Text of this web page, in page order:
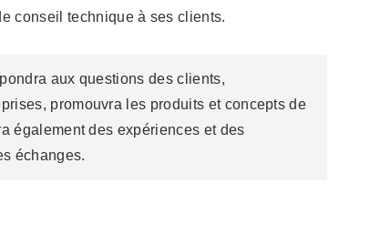
conseil technique à ses clients.
aux questions des clients,
promouvra les produits et concepts de
également des expériences et des
échanges.